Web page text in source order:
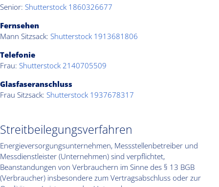
Senior: Shutterstock 1860326677
Fernsehen
Mann Sitzsack: Shutterstock 1913681806
Telefonie
Frau: Shutterstock 2140705509
Glasfaseranschluss
Frau Sitzsack: Shutterstock 1937678317
Streitbeilegungsverfahren
Energieversorgungsunternehmen, Messstellenbetreiber und
Messdienstleister (Unternehmen) sind verpflichtet,
Beanstandungen von Verbrauchern im Sinne des § 13 BGB
(Verbraucher) insbesondere zum Vertragsabschluss oder zur